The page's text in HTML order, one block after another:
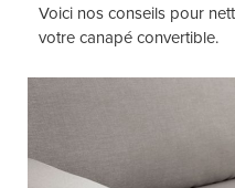
Voici nos conseils pour
votre canapé convertible.